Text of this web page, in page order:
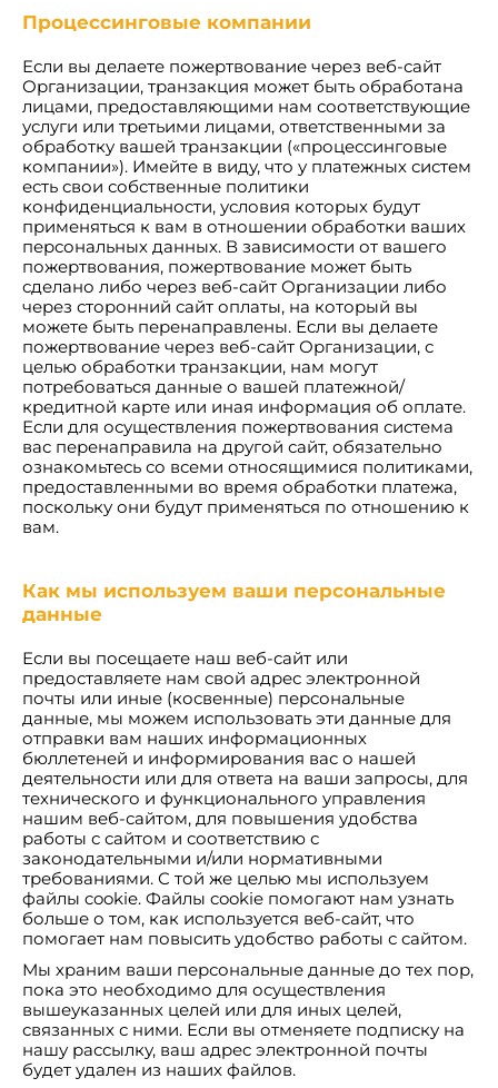
Процессинговые компании
Если вы делаете пожертвование через веб-сайт
Организации, транзакция может быть обработана
лицами, предоставляющими нам соответствующие
услуги или третьими лицами, ответственными за
обработку вашей транзакции («процессинговые
компании»). Имейте в виду, что у платежных систем
есть свои собственные политики
конфиденциальности, условия которых будут
применяться к вам в отношении обработки ваших
персональных данных. В зависимости от вашего
пожертвования, пожертвование может быть
сделано либо через веб-сайт Организации либо
через сторонний сайт оплаты, на который вы
можете быть перенаправлены. Если вы делаете
пожертвование через веб-сайт Организации, с
целью обработки транзакции, нам могут
потребоваться данные о вашей платежной/
кредитной карте или иная информация об оплате.
Если для осуществления пожертвования система
вас перенаправила на другой сайт, обязательно
ознакомьтесь со всеми относящимися политиками,
предоставленными во время обработки платежа,
поскольку они будут применяться по отношению к
вам.
Как мы используем ваши персональные
данные
Если вы посещаете наш веб-сайт или
предоставляете нам свой адрес электронной
почты или иные (косвенные) персональные
данные, мы можем использовать эти данные для
отправки вам наших информационных
бюллетеней и информирования вас о нашей
деятельности или для ответа на ваши запросы, для
технического и функционального управления
нашим веб-сайтом, для повышения удобства
работы с сайтом и соответствию с
законодательными и/или нормативными
требованиями. С той же целью мы используем
файлы cookie. Файлы cookie помогают нам узнать
больше о том, как используется веб-сайт, что
помогает нам повысить удобство работы с сайтом.
Мы храним ваши персональные данные до тех пор,
пока это необходимо для осуществления
вышеуказанных целей или для иных целей,
связанных с ними. Если вы отменяете подписку на
нашу рассылку, ваш адрес электронной почты
будет удален из наших файлов.